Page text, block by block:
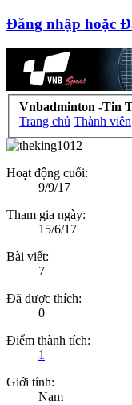
Đăng nhập hoặc
Vnbadminton -Tin
Trang chủ Thành viên
Hoạt động cuối:
9/9/17
Tham gia ngày:
15/6/17
Bài viết:
7
Đã được thích:
0
Điểm thành tích:
1
Giới tính:
Nam